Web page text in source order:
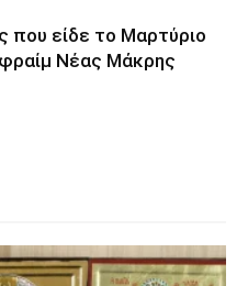
που είδε το Μαρτύριο
Νέας Μάκρης